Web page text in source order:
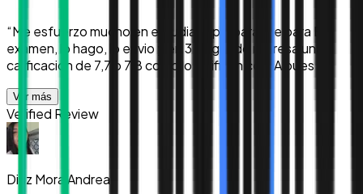
“Me esfuerzo mucho en estudiar y prepararme para El
examen, lo hago, lo envio y en 3 Segundo regresa una
calificacion de 7,7 o 7.8 como lo califican con IA pues ...
Ver más
Verified Review
Diaz Mora Andrea